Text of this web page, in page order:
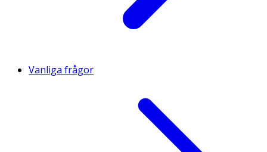
Vanliga frågor